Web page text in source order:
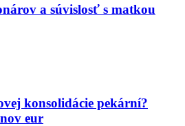
a súvislosť s matkou
konsolidácie pekární?
eur